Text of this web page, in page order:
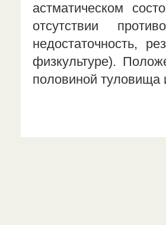
астматическом
отсутствии
недостаточность,
физкультуре).
половиной